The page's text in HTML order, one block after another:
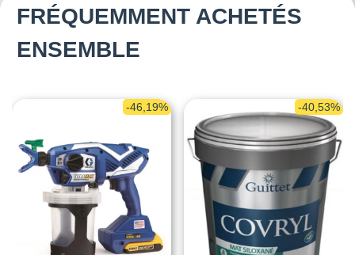
FRÉQUEMMENT ACHETÉS
ENSEMBLE
-46,19% -40,53%